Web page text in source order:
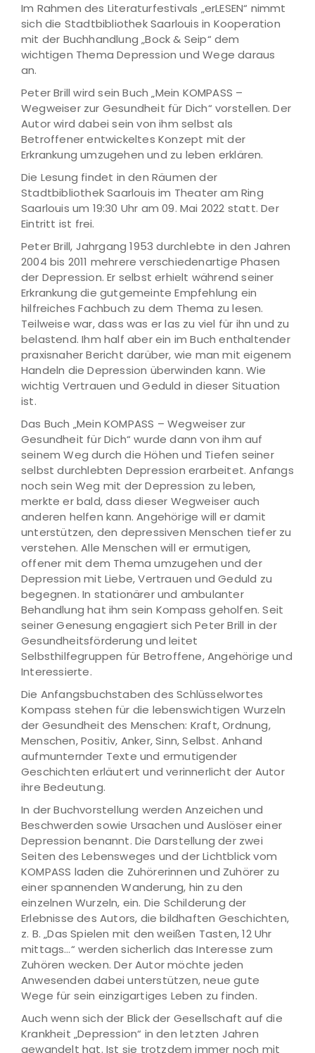
Im Rahmen des Literaturfestivals „erLESEN“ nimmt
sich die Stadtbibliothek Saarlouis in Kooperation
mit der Buchhandlung „Bock & Seip“ dem
wichtigen Thema Depression und Wege daraus
an.
Peter Brill wird sein Buch „Mein KOMPASS –
Wegweiser zur Gesundheit für Dich“ vorstellen. Der
Autor wird dabei sein von ihm selbst als
Betroffener entwickeltes Konzept mit der
Erkrankung umzugehen und zu leben erklären.
Die Lesung findet in den Räumen der
Stadtbibliothek Saarlouis im Theater am Ring
Saarlouis um 19:30 Uhr am 09. Mai 2022 statt. Der
Eintritt ist frei.
Peter Brill, Jahrgang 1953 durchlebte in den Jahren
2004 bis 2011 mehrere verschiedenartige Phasen
der Depression. Er selbst erhielt während seiner
Erkrankung die gutgemeinte Empfehlung ein
hilfreiches Fachbuch zu dem Thema zu lesen.
Teilweise war, dass was er las zu viel für ihn und zu
belastend. Ihm half aber ein im Buch enthaltender
praxisnaher Bericht darüber, wie man mit eigenem
Handeln die Depression überwinden kann. Wie
wichtig Vertrauen und Geduld in dieser Situation
ist.
Das Buch „Mein KOMPASS – Wegweiser zur
Gesundheit für Dich“ wurde dann von ihm auf
seinem Weg durch die Höhen und Tiefen seiner
selbst durchlebten Depression erarbeitet. Anfangs
noch sein Weg mit der Depression zu leben,
merkte er bald, dass dieser Wegweiser auch
anderen helfen kann. Angehörige will er damit
unterstützen, den depressiven Menschen tiefer zu
verstehen. Alle Menschen will er ermutigen,
offener mit dem Thema umzugehen und der
Depression mit Liebe, Vertrauen und Geduld zu
begegnen. In stationärer und ambulanter
Behandlung hat ihm sein Kompass geholfen. Seit
seiner Genesung engagiert sich Peter Brill in der
Gesundheitsförderung und leitet
Selbsthilfegruppen für Betroffene, Angehörige und
Interessierte.
Die Anfangsbuchstaben des Schlüsselwortes
Kompass stehen für die lebenswichtigen Wurzeln
der Gesundheit des Menschen: Kraft, Ordnung,
Menschen, Positiv, Anker, Sinn, Selbst. Anhand
aufmunternder Texte und ermutigender
Geschichten erläutert und verinnerlicht der Autor
ihre Bedeutung.
In der Buchvorstellung werden Anzeichen und
Beschwerden sowie Ursachen und Auslöser einer
Depression benannt. Die Darstellung der zwei
Seiten des Lebensweges und der Lichtblick vom
KOMPASS laden die Zuhörerinnen und Zuhörer zu
einer spannenden Wanderung, hin zu den
einzelnen Wurzeln, ein. Die Schilderung der
Erlebnisse des Autors, die bildhaften Geschichten,
z. B. „Das Spielen mit den weißen Tasten, 12 Uhr
mittags…“ werden sicherlich das Interesse zum
Zuhören wecken. Der Autor möchte jeden
Anwesenden dabei unterstützen, neue gute
Wege für sein einzigartiges Leben zu finden.
Auch wenn sich der Blick der Gesellschaft auf die
Krankheit „Depression“ in den letzten Jahren
gewandelt hat. Ist sie trotzdem immer noch mit